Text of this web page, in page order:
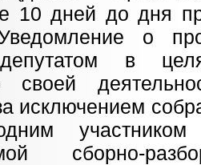
10 дней до дня
о
в
своей
исключением
сборно-